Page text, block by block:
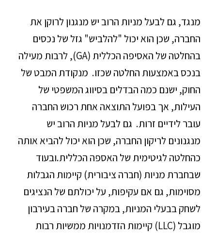
מנגד, גם לבעל מניות הרוב יש מנגנון לרוקן את
החברה, שכן הוא יכול "להלביש" גזל של נכסים
בהחלטה של האסיפה הכללית (GA), לרבות מעילה
בנכס באמצעות החלטה שכזו. מנקודת המבט של
החוק, ישנם כמה הבדלים בסיווג המשפטי של
העילות, אך בפועל התוצאה אחת רכוש החברה
עובר לידיים זרות. גם לבעל מניות הרוב יש
מנגנונים לריקון החברה, שכן הוא יכול להביא אותה
כהחלטה לגיטימית של האספה הכללית.ובעוד
שבחברת מניות (חברה ציבורית) קיימות הגבלות
מסוימות, גם אם עקיפות, על יכולתם של הנציגים
לשחק בבעלי המניות, במקרה של חברה בעירבון
מוגבל (LLC) קיימות הזדמנויות ממשיות רבות